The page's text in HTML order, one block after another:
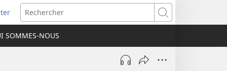
Rechercher
SOMMES-NOUS